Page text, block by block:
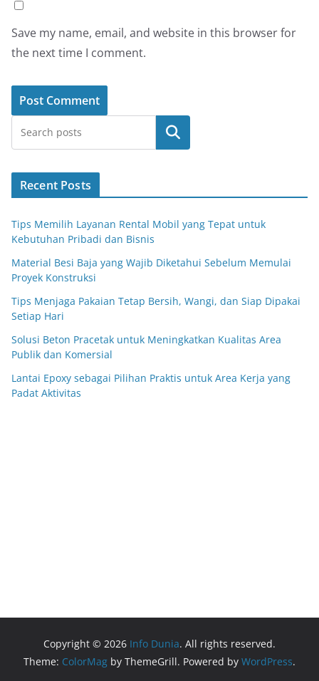
Save my name, email, and website in this browser for
the next time I comment.
Search
Recent Posts
Tips Memilih Layanan Rental Mobil yang Tepat untuk
Kebutuhan Pribadi dan Bisnis
Material Besi Baja yang Wajib Diketahui Sebelum Memulai
Proyek Konstruksi
Tips Menjaga Pakaian Tetap Bersih, Wangi, dan Siap Dipakai
Setiap Hari
Solusi Beton Pracetak untuk Meningkatkan Kualitas Area
Publik dan Komersial
Lantai Epoxy sebagai Pilihan Praktis untuk Area Kerja yang
Padat Aktivitas
Copyright © 2026 Info Dunia. All rights reserved.
Theme: ColorMag by ThemeGrill. Powered by WordPress.